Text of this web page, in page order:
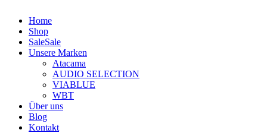
Home
Shop
SaleSale
Unsere Marken
Atacama
AUDIO SELECTION
VIABLUE
WBT
Über uns
Blog
Kontakt